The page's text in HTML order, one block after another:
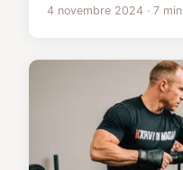
4 novembre 2024 · 7 min